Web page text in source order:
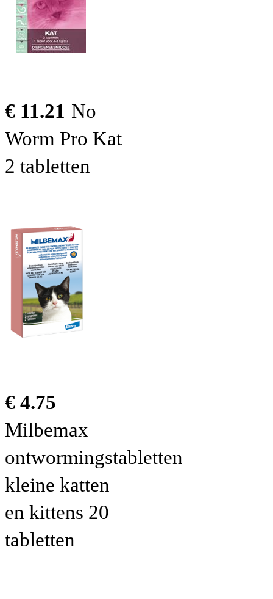
€ 11.21 No
Worm Pro Kat
2 tabletten
€ 4.75
Milbemax
ontwormingstabletten
kleine katten
en kittens 20
tabletten